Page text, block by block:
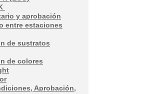
y aprobación
entre estaciones
de sustratos
de colores
Aprobación,
Estándar/ Spectraproof Estándar
de precios: desde 1.332,00 € hasta